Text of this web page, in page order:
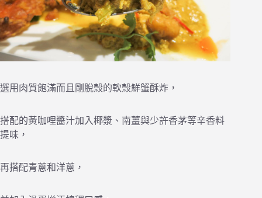
選用肉質飽滿而且剛脫殼的軟殼鮮蟹酥炸，
搭配的黃咖哩醬汁加入椰漿、南薑與少許香茅等辛香料
提味，
再搭配青蔥和洋蔥，